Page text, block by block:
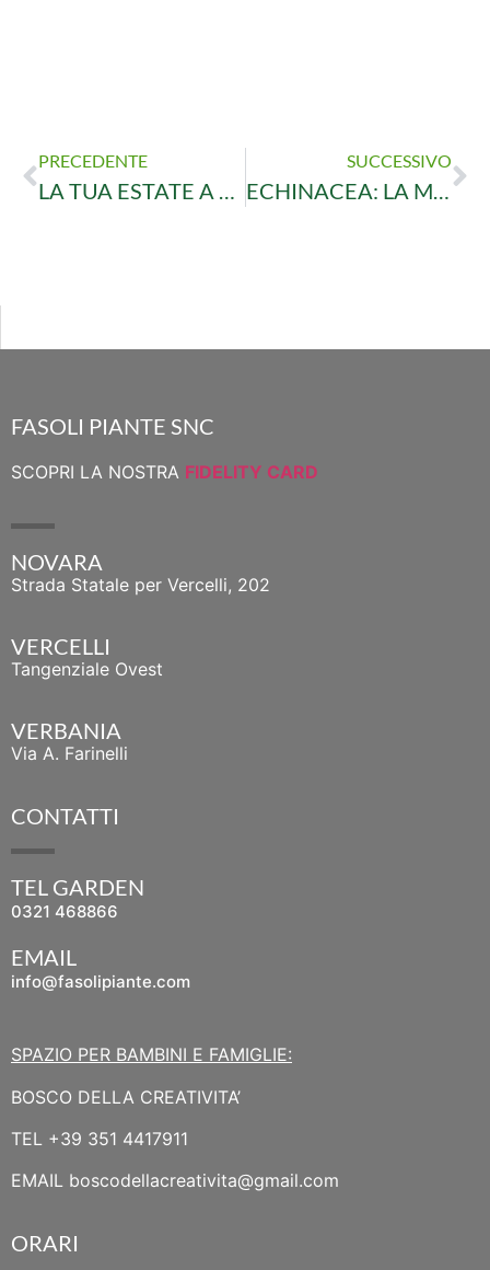
PRECEDENTE
LA TUA ESTATE A PROVA DI ZAMPA INIZIA DA FASOLI PIANTE: SCARICA IL NOSTRO VOLANTINO!
SUCCESSIVO
ECHINACEA: LA MARGHERITA CHE FA BENE E ABBELLISCE IL GIARDINO
FASOLI PIANTE SNC
SCOPRI LA NOSTRA FIDELITY CARD
NOVARA
Strada Statale per Vercelli, 202
VERCELLI
Tangenziale Ovest
VERBANIA
Via A. Farinelli
CONTATTI
TEL GARDEN
0321 468866
EMAIL
info@fasolipiante.com
SPAZIO PER BAMBINI E FAMIGLIE:
BOSCO DELLA CREATIVITA’
TEL +39 351 4417911
EMAIL boscodellacreativita@gmail.com
ORARI